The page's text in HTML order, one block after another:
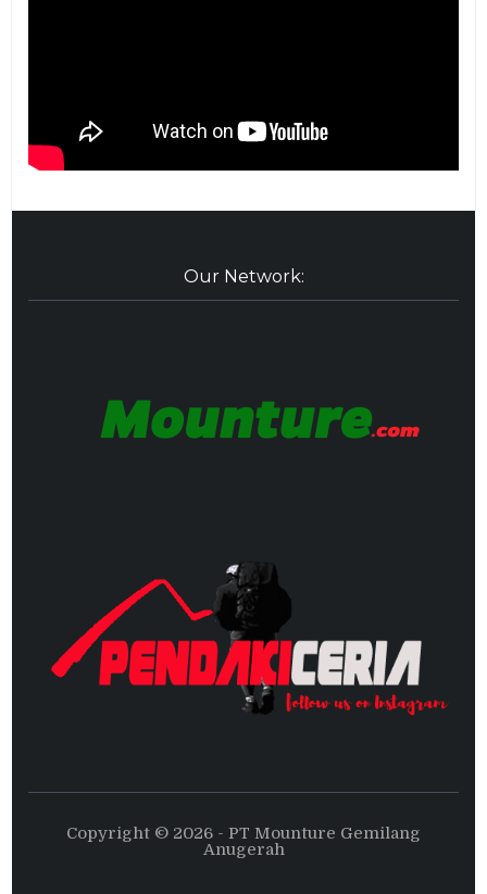
Our Network:
Copyright © 2026 - PT Mounture Gemilang
Anugerah